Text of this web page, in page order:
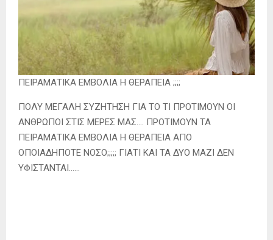
ΠΕΙΡΑΜΑΤΙΚΑ ΕΜΒΟΛΙΑ Η ΘΕΡΑΠΕΙΑ ;;;;
ΠΟΛΥ ΜΕΓΑΛΗ ΣΥΖΗΤΗΣΗ ΓΙΑ ΤΟ ΤΙ ΠΡΟΤΙΜΟΥΝ ΟΙ
ΑΝΘΡΩΠΟΙ ΣΤΙΣ ΜΕΡΕΣ ΜΑΣ…. ΠΡΟΤΙΜΟΥΝ ΤΑ
ΠΕΙΡΑΜΑΤΙΚΑ ΕΜΒΟΛΙΑ Η ΘΕΡΑΠΕΙΑ ΑΠΟ
ΟΠΟΙΑΔΗΠΟΤΕ ΝΟΣΟ;;;;; ΓΙΑΤΙ ΚΑΙ ΤΑ ΔΥΟ ΜΑΖΙ ΔΕΝ
ΥΦΙΣΤΑΝΤΑΙ……